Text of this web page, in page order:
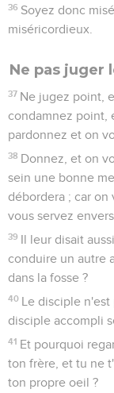
36 Soyez donc
miséricordieux.
Ne pas juger
37 Ne jugez point,
condamnez point,
pardonnez et on
38 Donnez, et on
sein une bonne
débordera ; car on
vous servez
39 Il leur disait
conduire un autre
dans la fosse ?
40 Le disciple n'est
disciple accompli
41 Et pourquoi
ton frère, et tu ne
ton propre oeil ?